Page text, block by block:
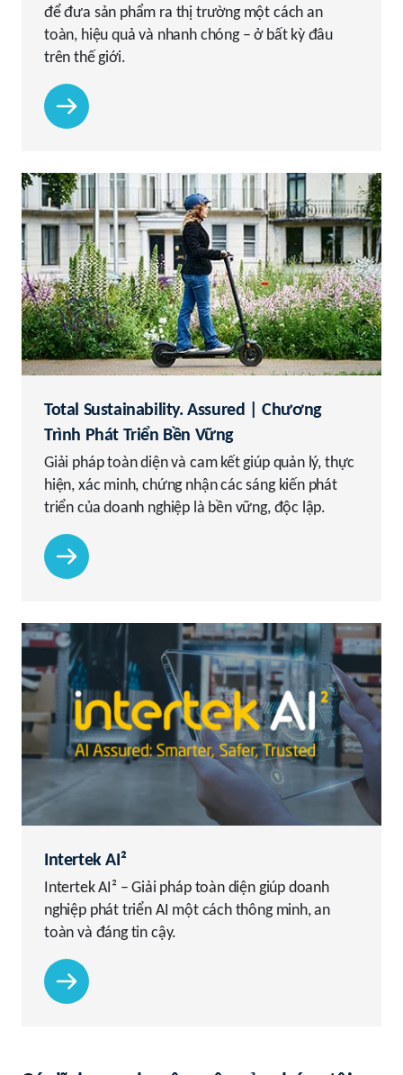
để đưa sản phẩm ra thị trường một cách an
toàn, hiệu quả và nhanh chóng – ở bất kỳ đâu
trên thế giới.
Total Sustainability. Assured | Chương
Trình Phát Triển Bền Vững
Giải pháp toàn diện và cam kết giúp quản lý, thực
hiện, xác minh, chứng nhận các sáng kiến phát
triển của doanh nghiệp là bền vững, độc lập.
Intertek AI²
Intertek AI² – Giải pháp toàn diện giúp doanh
nghiệp phát triển AI một cách thông minh, an
toàn và đáng tin cậy.